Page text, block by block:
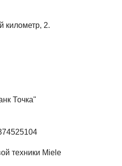
километр, 2.
Точка"
техники Miele